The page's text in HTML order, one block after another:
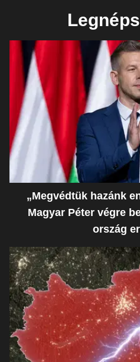
„Megvédtük hazánk
Magyar Péter végre
ország